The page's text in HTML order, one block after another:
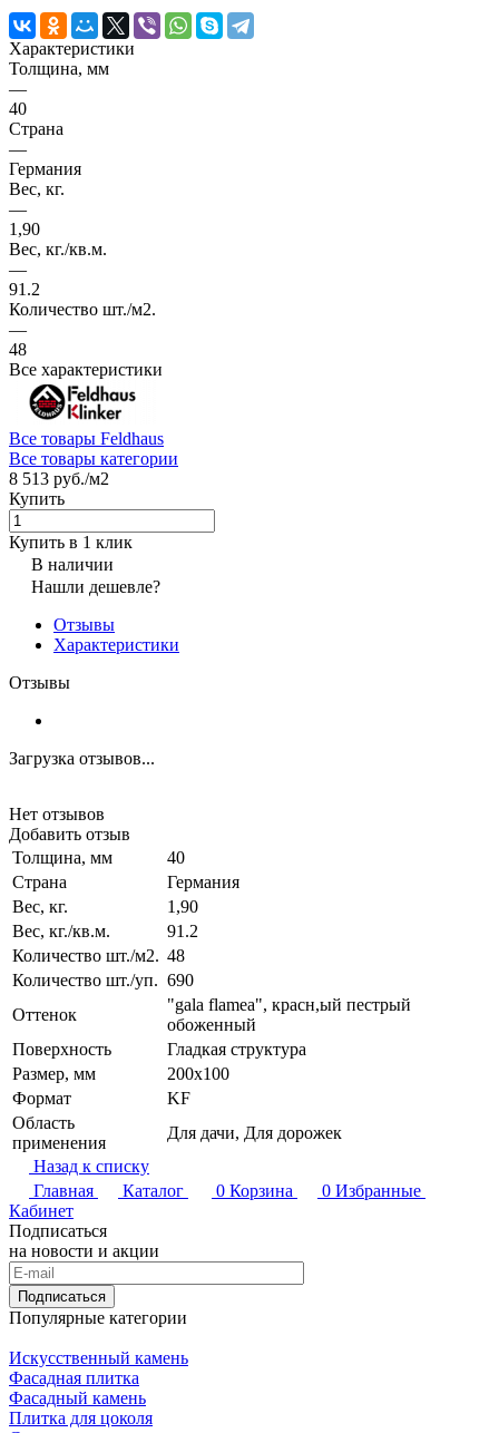
Характеристики
Толщина, мм
—
40
Страна
—
Германия
Вес, кг.
—
1,90
Вес, кг./кв.м.
—
91.2
Количество шт./м2.
—
48
Все характеристики
Все товары Feldhaus
Все товары категории
8 513 руб./м2
Купить
Купить в 1 клик
В наличии
Нашли дешевле?
Отзывы
Характеристики
Отзывы
Загрузка отзывов...
Нет отзывов
Добавить отзыв
Толщина, мм
40
Страна
Германия
Вес, кг.
1,90
Вес, кг./кв.м.
91.2
Количество шт./м2. 48
Количество шт./уп. 690
Оттенок
"gala flamea", красн,ый пестрый
обоженный
Поверхность
Гладкая структура
Размер, мм
200x100
Формат
KF
Область
применения
Для дачи, Для дорожек
Назад к списку
Главная
Каталог 0 Корзина 0 Избранные
Кабинет
Подписаться
на новости и акции
Подписаться
Популярные категории
Искусственный камень
Фасадная плитка
Фасадный камень
Плитка для цоколя